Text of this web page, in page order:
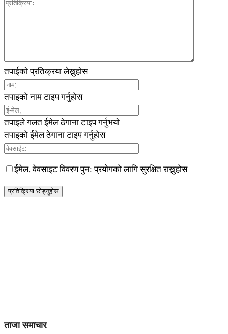
तपाईको प्रतिक्रया लेख्नुहोस
तपाइको नाम टाइप गर्नुहोस
तपाइले गलत ईमेल ठेगाना टाइप गर्नुभयो
तपाइको ईमेल ठेगाना टाइप गर्नुहोस
ईमेल, वेवसाइट विवरण पुन: प्रयोगको लागि सुरक्षित राख्नुहोस
ताजा समाचार